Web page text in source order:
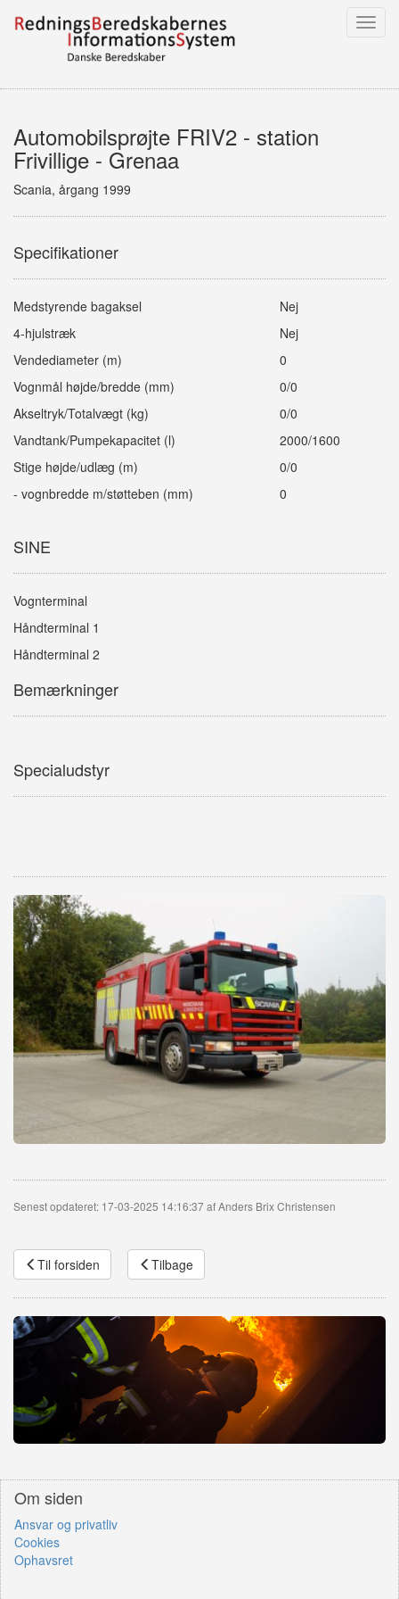
Automobilsprøjte FRIV2 - station
Frivillige - Grenaa
Scania, årgang 1999
Specifikationer
Medstyrende bagaksel
4-hjulstræk
Vendediameter (m)
Vognmål højde/bredde (mm)
Akseltryk/Totalvægt (kg)
Vandtank/Pumpekapacitet (l)
Stige højde/udlæg (m)
- vognbredde m/støtteben (mm)
Nej
Nej
0
0/0
0/0
2000/1600
0/0
0
SINE
Vognterminal
Håndterminal 1
Håndterminal 2
Bemærkninger
Specialudstyr
Senest opdateret: 17-03-2025 14:16:37 af Anders Brix Christensen
Til forsiden Tilbage
Om siden
Ansvar og privatliv
Cookies
Ophavsret